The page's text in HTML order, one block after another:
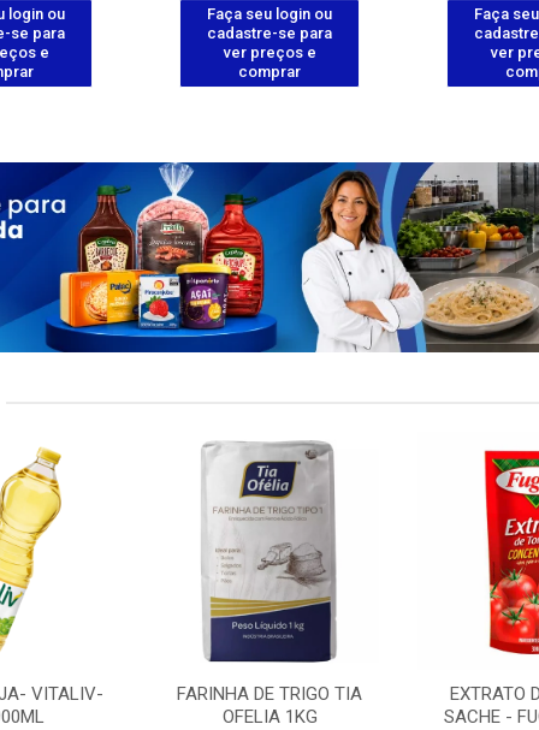
login ou
se para
e
Faça seu login ou
cadastre-se para
ver preços e
comprar
Faça
ver
VITALIV-
FARINHA DE TRIGO TIA
OFELIA 1KG
EXTRATO
SACHE -